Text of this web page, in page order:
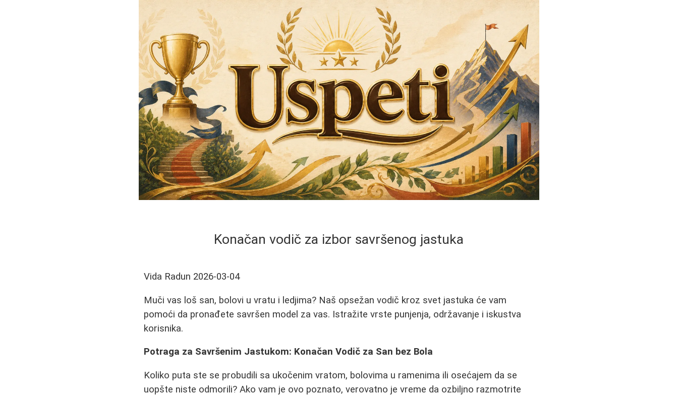
Konačan vodič za izbor savršenog jastuka
Vida Radun 2026-03-04
Muči vas loš san, bolovi u vratu i ledjima? Naš opsežan vodič kroz svet jastuka će vam
pomoći da pronađete savršen model za vas. Istražite vrste punjenja, održavanje i iskustva
korisnika.
Potraga za Savršenim Jastukom: Konačan Vodič za San bez Bola
Koliko puta ste se probudili sa ukočenim vratom, bolovima u ramenima ili osećajem da se
uopšte niste odmorili? Ako vam je ovo poznato, verovatno je vreme da ozbiljno razmotrite